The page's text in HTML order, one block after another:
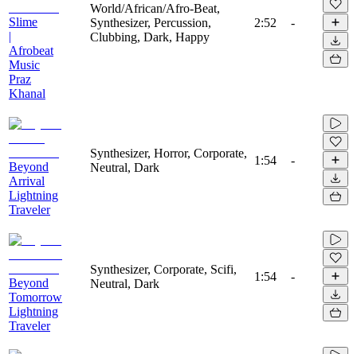
Slime
|
Afrobeat
Music
Praz
Khanal
World/African/Afro-Beat,
Synthesizer, Percussion,
Clubbing, Dark, Happy
2:52 -
Beyond
Arrival
Lightning
Traveler
Synthesizer, Horror, Corporate,
Neutral, Dark
1:54 -
Beyond
Tomorrow
Lightning
Traveler
Synthesizer, Corporate, Scifi,
Neutral, Dark
1:54 -